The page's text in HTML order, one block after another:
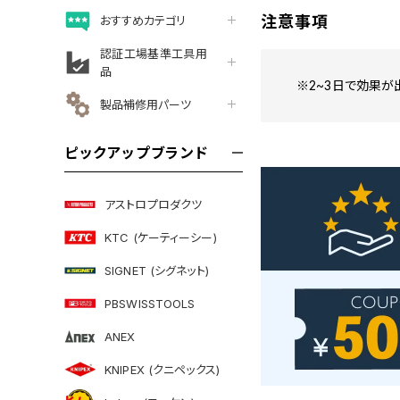
おすすめカテゴリ
認証工場基準工具用
品
製品補修用パーツ
ピックアップブランド
アストロプロダクツ
KTC (ケーティーシー)
SIGNET (シグネット)
PBSWISSTOOLS
ANEX
KNIPEX (クニペックス)
注意事項
※2~3日で効果が